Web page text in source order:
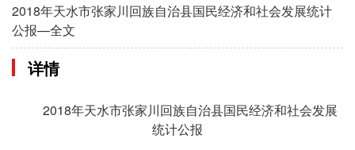
2018年天水市张家川回族自治县国民经济和社会发展统计
公报—全文
详情
2018年天水市张家川回族自治县国民经济和社会发展
统计公报